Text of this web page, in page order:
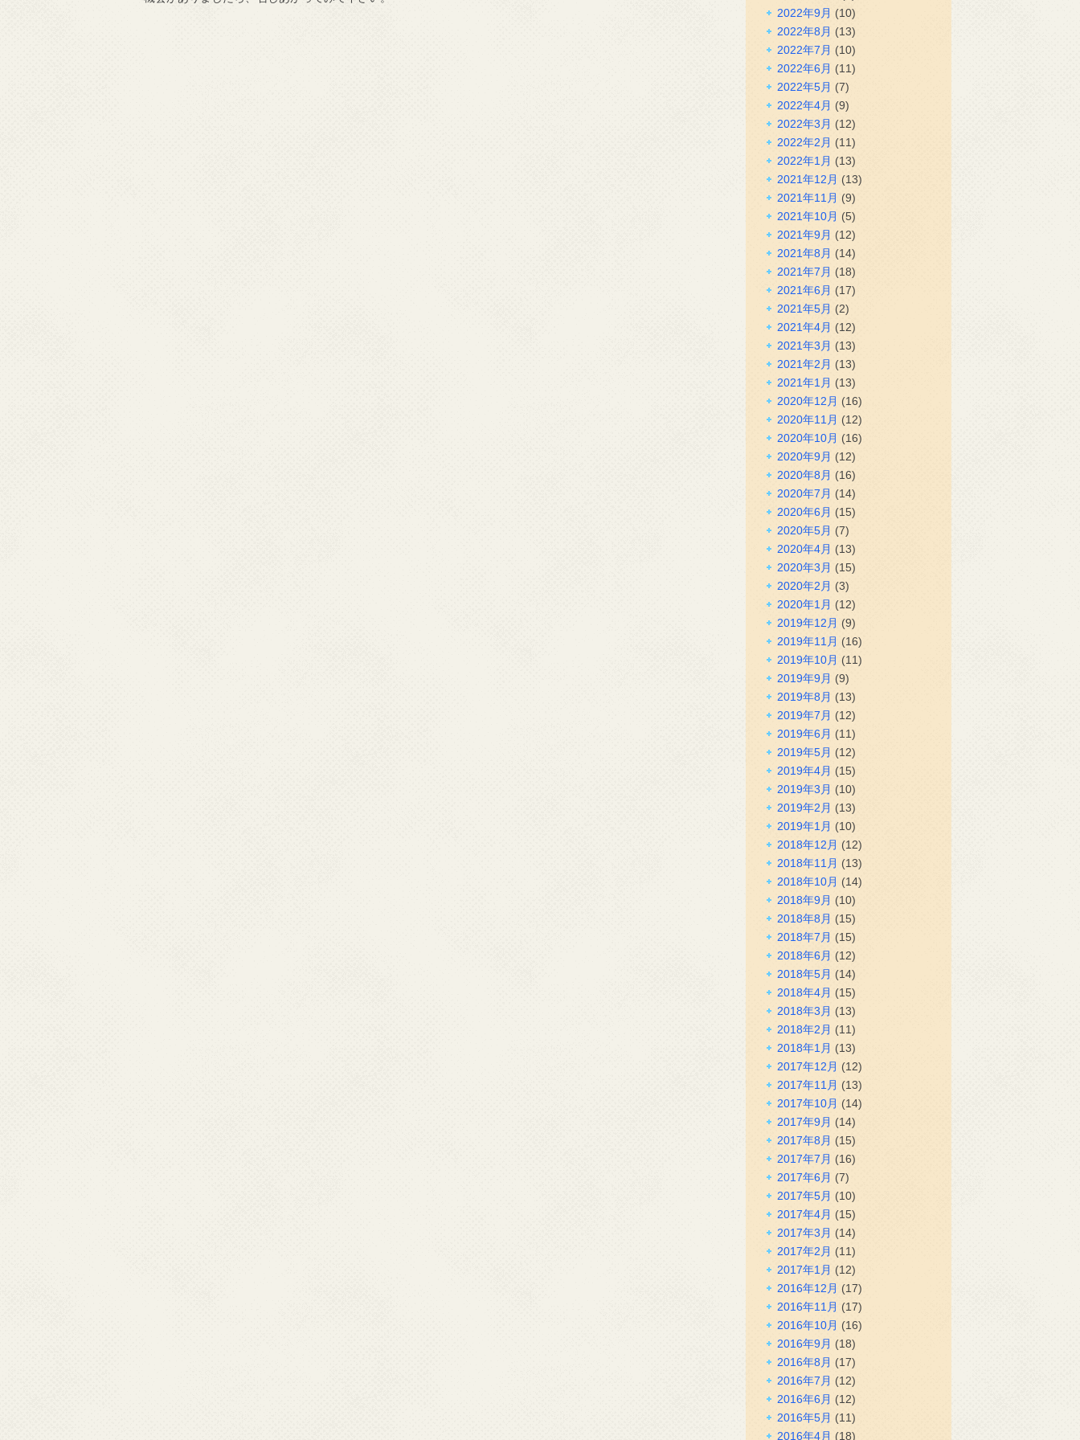
2022年9月 (10)
2022年8月 (13)
2022年7月 (10)
2022年6月 (11)
2022年5月 (7)
2022年4月 (9)
2022年3月 (12)
2022年2月 (11)
2022年1月 (13)
2021年12月 (13)
2021年11月 (9)
2021年10月 (5)
2021年9月 (12)
2021年8月 (14)
2021年7月 (18)
2021年6月 (17)
2021年5月 (2)
2021年4月 (12)
2021年3月 (13)
2021年2月 (13)
2021年1月 (13)
2020年12月 (16)
2020年11月 (12)
2020年10月 (16)
2020年9月 (12)
2020年8月 (16)
2020年7月 (14)
2020年6月 (15)
2020年5月 (7)
2020年4月 (13)
2020年3月 (15)
2020年2月 (3)
2020年1月 (12)
2019年12月 (9)
2019年11月 (16)
2019年10月 (11)
2019年9月 (9)
2019年8月 (13)
2019年7月 (12)
2019年6月 (11)
2019年5月 (12)
2019年4月 (15)
2019年3月 (10)
2019年2月 (13)
2019年1月 (10)
2018年12月 (12)
2018年11月 (13)
2018年10月 (14)
2018年9月 (10)
2018年8月 (15)
2018年7月 (15)
2018年6月 (12)
2018年5月 (14)
2018年4月 (15)
2018年3月 (13)
2018年2月 (11)
2018年1月 (13)
2017年12月 (12)
2017年11月 (13)
2017年10月 (14)
2017年9月 (14)
2017年8月 (15)
2017年7月 (16)
2017年6月 (7)
2017年5月 (10)
2017年4月 (15)
2017年3月 (14)
2017年2月 (11)
2017年1月 (12)
2016年12月 (17)
2016年11月 (17)
2016年10月 (16)
2016年9月 (18)
2016年8月 (17)
2016年7月 (12)
2016年6月 (12)
2016年5月 (11)
2016年4月 (18)